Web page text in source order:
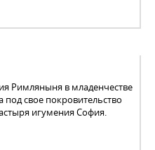
Римляныня в младенчестве
под свое покровительство
игумения София.